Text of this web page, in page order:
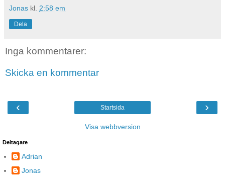
Jonas kl. 2:58 em
Dela
Inga kommentarer:
Skicka en kommentar
‹ ›
Startsida
Visa webbversion
Deltagare
Adrian
Jonas